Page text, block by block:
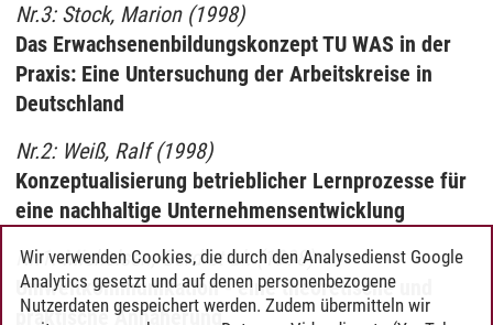
Nr.3: Stock, Marion (1998)
Das Erwachsenenbildungskonzept TU WAS in der
Praxis: Eine Untersuchung der Arbeitskreise in
Deutschland
Nr.2: Weiß, Ralf (1998)
Konzeptualisierung betrieblicher Lernprozesse für
eine nachhaltige Unternehmensentwicklung
Nr.1: Michelsen, Gerd et al. (1998)
Umweltkommunikation - eine theoretische und
praktische Annäherung
Wir verwenden Cookies, die durch den Analysedienst Google
Analytics gesetzt und auf denen personenbezogene
Nutzerdaten gespeichert werden. Zudem übermitteln wir